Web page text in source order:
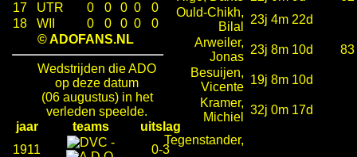
17
UTR 0 0 0 0
0
18
WII 0 0 0 0
0
© ADOFANS.NL
Wedstrijden die ADO
op deze datum
(06 augustus) in het
verleden speelde.
jaar
teams
uitslag
1911
-
0-3
Ould-Chikh,
Bilal
23j 4m 22d
Arweiler,
Jonas
23j 8m 10d
83
Besuijen,
Vicente
19j 8m 10d
Kramer,
Michiel
32j 0m 17d
Tegenstander,